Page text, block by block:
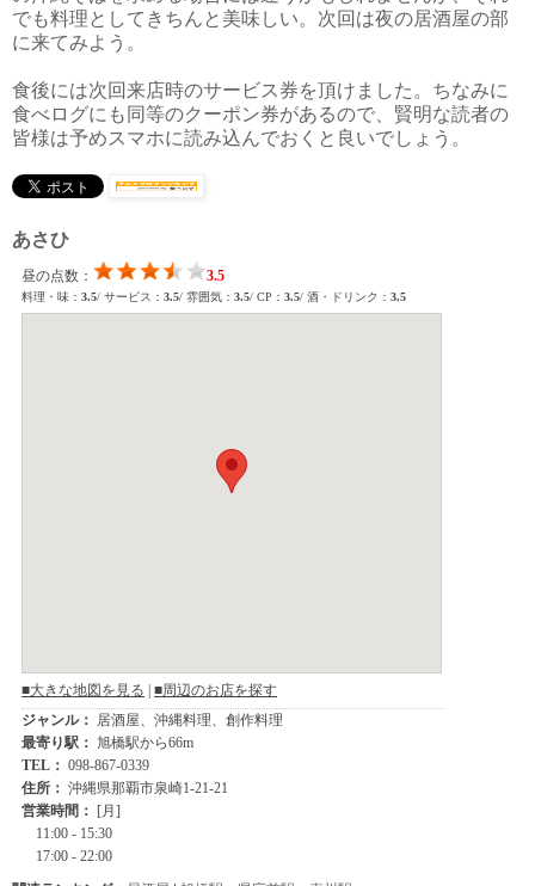
でも料理としてきちんと美味しい。次回は夜の居酒屋の部
に来てみよう。
食後には次回来店時のサービス券を頂けました。ちなみに
食べログにも同等のクーポン券があるので、賢明な読者の
皆様は予めスマホに読み込んでおくと良いでしょう。
あさひ